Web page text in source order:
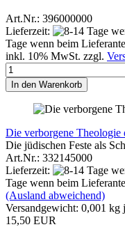
Art.Nr.: 396000000
Lieferzeit:
Tage wenn beim
inkl. 10% MwSt. zzgl.
In den Warenkorb
Die verborgene Theologie
Die jüdischen Feste als
Art.Nr.: 332145000
Lieferzeit:
Tage wenn beim
(Ausland abweichend)
Versandgewicht: 0,001 kg
15,50 EUR